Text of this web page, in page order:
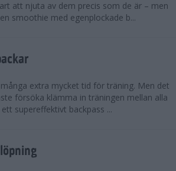
att njuta av dem precis som de är – men
smoothie med egenplockade b...
extra mycket tid för träning. Men det
försöka klämma in träningen mellan alla
supereffektivt backpass ...